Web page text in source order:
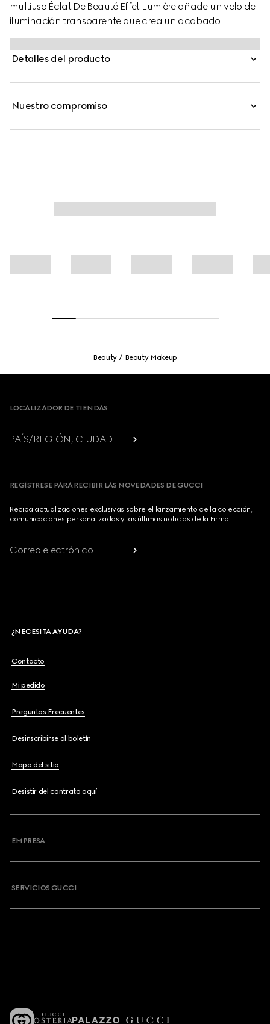
multiuso Éclat De Beauté Effet Lumière añade un velo de
iluminación transparente que crea un acabado
deslumbrante. Este codiciado brillo para ojos, labios y
mejillas, toda una innovación para el maquillaje, está
disponible en un tono universal para realzar y esculpir el
como sobre el maquillaje, para disfrutar de una
Detalles del producto
Nuestro compromiso
Beauty Beauty Makeup
LOCALIZADOR DE TIENDAS
PAÍS/REGIÓN, CIUDAD
REGÍSTRESE PARA RECIBIR LAS NOVEDADES DE GUCCI
Reciba actualizaciones exclusivas sobre el lanzamiento de la colección,
comunicaciones personalizadas y las últimas noticias de la Firma.
Correo electrónico
¿NECESITA AYUDA?
Contacto
Mi pedido
Preguntas Frecuentes
Desinscribirse al boletín
Mapa del sitio
Desistir del contrato aquí
EMPRESA
SERVICIOS GUCCI